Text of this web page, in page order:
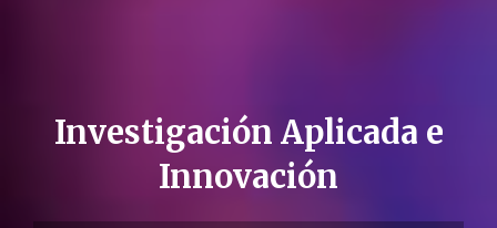
Investigación Aplicada e
Innovación